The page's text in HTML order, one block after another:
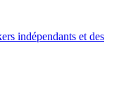
indépendants et des